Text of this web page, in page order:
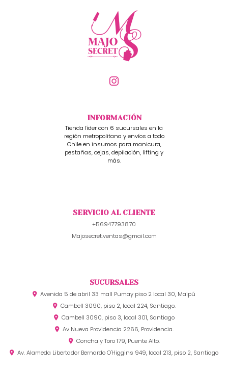
INFORMACIÓN
Tienda líder con 6 sucursales en la
región metropolitana y envíos a todo
Chile en insumos para manicura,
pestañas, cejas, depilación, lifting y
más.
SERVICIO AL CLIENTE
+56947793870
Majosecret.ventas@gmail.com
SUCURSALES
Avenida 5 de abril 33 mall Pumay piso 2 local 30, Maipú
Cambell 3090, piso 2, local 224, Santiago.
Cambell 3090, piso 3, local 301, Santiago
Av Nueva Providencia 2266, Providencia.
Concha y Toro 179, Puente Alto.
Av. Alameda Libertador Bernardo O'Higgins 949, local 213, piso 2, Santiago